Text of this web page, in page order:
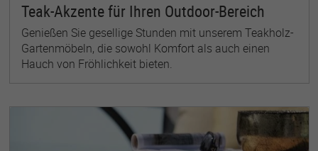
Teak-Akzente für Ihren Outdoor-Bereich
Genießen Sie gesellige Stunden mit unserem Teakholz-
Gartenmöbeln, die sowohl Komfort als auch einen
Hauch von Fröhlichkeit bieten.